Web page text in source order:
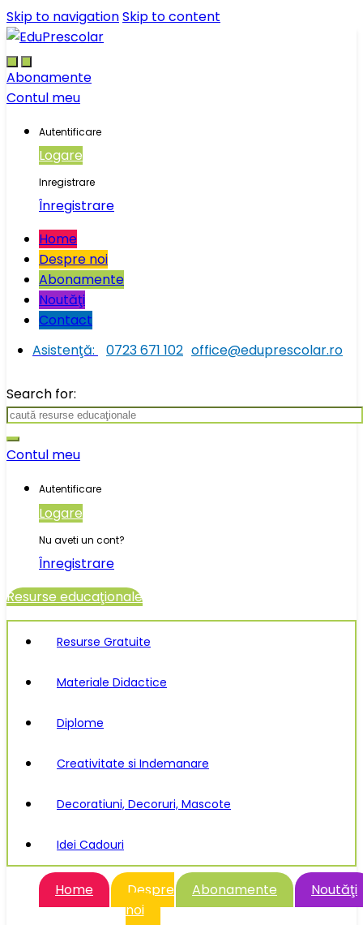
Skip to navigationSkip to content
Abonamente
Contul meu
Autentificare
Logare
Inregistrare
Înregistrare
Home
Despre noi
Abonamente
Noutăţi
Contact
Asistenţă:
0723 671 102 office@eduprescolar.ro
Search for:
Contul meu
Autentificare
Logare
Nu aveti un cont?
Înregistrare
Resurse educaţionale
Resurse Gratuite
Materiale Didactice
Diplome
Creativitate si Indemanare
Decoratiuni, Decoruri, Mascote
Idei Cadouri
Home
Despre
noi
Abonamente Noutăţi